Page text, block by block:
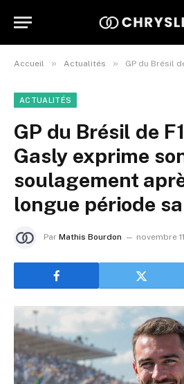
Accueil » Actualités » GP du Brésil de F1 : Pierre Gasly
ACTUALITÉS
GP du Brésil de
Gasly exprime
soulagement
longue période
Par Mathis Bourdon novembre